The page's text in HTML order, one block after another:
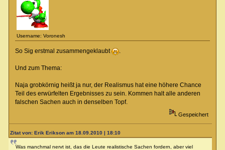
Username: Voronesh
So Sig erstmal zusammengeklaubt .
Und zum Thema:
Naja grobkörnig heißt ja nur, der Realismus hat eine höhere Chance
Teil des erwürfelten Ergebnisses zu sein. Kommen halt alle anderen
falschen Sachen auch in denselben Topf.
Gespeichert
Zitat von: Erik Erikson am 18.09.2010 | 18:10
Was manchmal nervt ist, das die Leute realistische Sachen fordern, aber viel